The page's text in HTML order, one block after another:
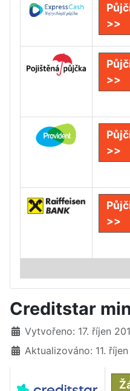
>>
>>
>>
>>
Creditstar
Základní údaje
Vytvořeno: 17. říjen
Aktualizováno: 11.